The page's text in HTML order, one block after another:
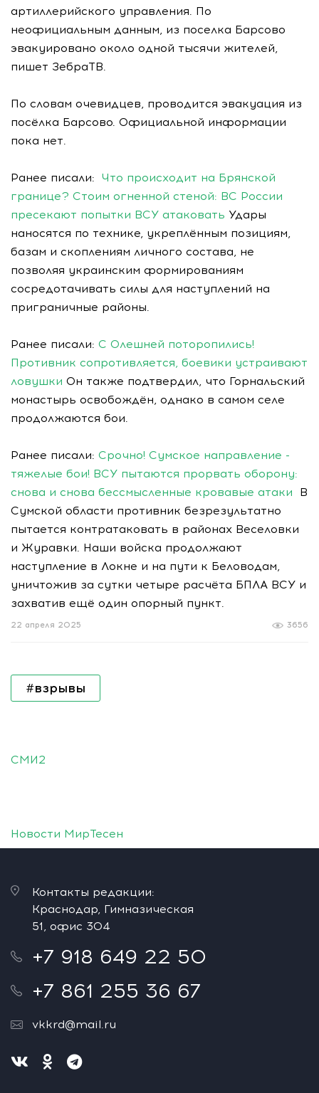
артиллерийского управления. По
неофициальным данным, из поселка Барсово
эвакуировано около одной тысячи жителей,
пишет ЗебраТВ.
По словам очевидцев, проводится эвакуация из
посёлка Барсово. Официальной информации
пока нет.
Ранее писали: Что происходит на Брянской
границе? Стоим огненной стеной: ВС России
пресекают попытки ВСУ атаковать Удары
наносятся по технике, укреплённым позициям,
базам и скоплениям личного состава, не
позволяя украинским формированиям
сосредотачивать силы для наступлений на
приграничные районы.
Ранее писали: С Олешней поторопились!
Противник сопротивляется, боевики устраивают
ловушки Он также подтвердил, что Горнальский
монастырь освобождён, однако в самом селе
продолжаются бои.
Ранее писали: Срочно! Сумское направление -
тяжелые бои! ВСУ пытаются прорвать оборону:
снова и снова бессмысленные кровавые атаки В
Сумской области противник безрезультатно
пытается контратаковать в районах Веселовки
и Журавки. Наши войска продолжают
наступление в Локне и на пути к Беловодам,
уничтожив за сутки четыре расчёта БПЛА ВСУ и
захватив ещё один опорный пункт.
3656
22 апреля 2025
#взрывы
СМИ2
Новости МирТесен
Контакты редакции:
Краснодар, Гимназическая
51, офис 304
+7 918 649 22 50
+7 861 255 36 67
vkkrd@mail.ru